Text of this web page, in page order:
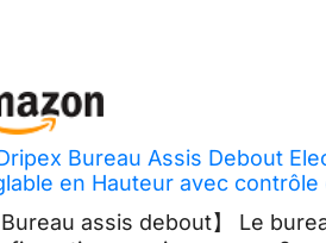
Bureau Assis Debout
en Hauteur avec
Bureau assis debout】 Le